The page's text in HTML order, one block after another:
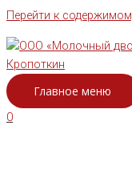
Перейти к
Главное меню
0